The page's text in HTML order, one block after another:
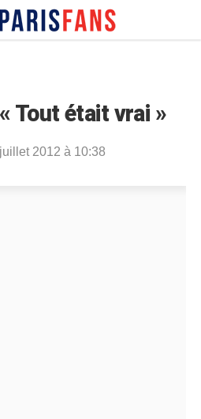
Tout était vrai »
2012 à 10:38